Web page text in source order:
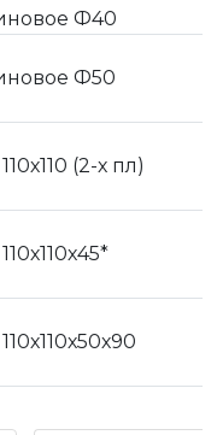
Ф40
Ф50
(2-х пл)